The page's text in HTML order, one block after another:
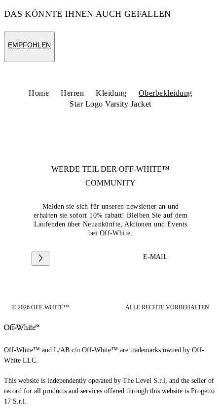
DAS KÖNNTE IHNEN AUCH GEFALLEN
EMPFOHLEN
Home Herren Kleidung
Oberbekleidung
Star Logo Varsity Jacket
WERDE TEIL DER OFF-WHITE™
COMMUNITY
Melden sie sich für unseren newsletter an und
erhalten sie sofort 10% rabatt! Bleiben Sie auf dem
Laufenden über Neuankünfte, Aktionen und Events
bei Off-White.
E-MAIL
© 2026 OFF-WHITE™ ALLE RECHTE VORBEHALTEN
Off-White™ and L/AB c/o Off-White™ are trademarks owned by Off-
White LLC.
This website is independently operated by The Level S.r.l, and the seller of
record for all products and services offered through this website is Progetto
17 S.r.l.